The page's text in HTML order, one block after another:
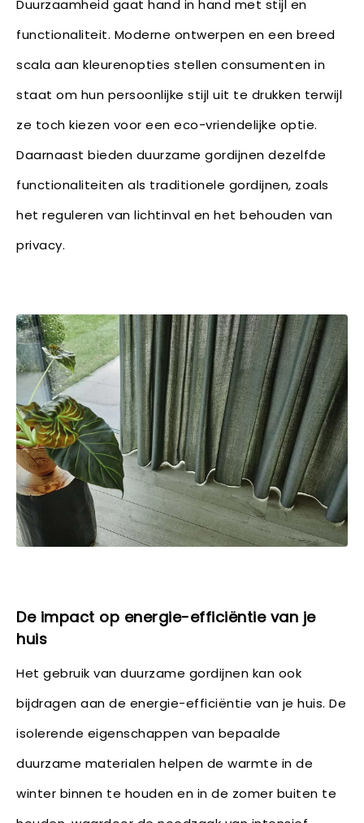
Duurzaamheid gaat hand in hand met stijl en
functionaliteit. Moderne ontwerpen en een breed
scala aan kleurenopties stellen consumenten in
staat om hun persoonlijke stijl uit te drukken terwijl
ze toch kiezen voor een eco-vriendelijke optie.
Daarnaast bieden duurzame gordijnen dezelfde
functionaliteiten als traditionele gordijnen, zoals
het reguleren van lichtinval en het behouden van
privacy.
De impact op energie-efficiëntie van je
huis
Het gebruik van duurzame gordijnen kan ook
bijdragen aan de energie-efficiëntie van je huis. De
isolerende eigenschappen van bepaalde
duurzame materialen helpen de warmte in de
winter binnen te houden en in de zomer buiten te